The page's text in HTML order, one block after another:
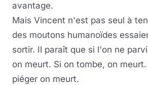
avantage.
Mais Vincent n'est pas seul à
des moutons humanoïdes
sortir. Il paraît que si l'on ne
on meurt. Si on tombe, on
piéger on meurt.